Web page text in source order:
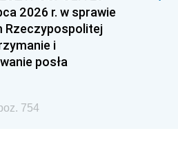
2026 r. w sprawie
Rzeczypospolitej
i
posła
754